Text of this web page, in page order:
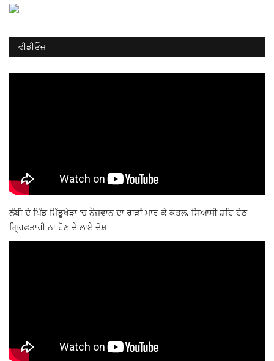
ਵੀਡੀਓਜ਼
ਲੰਬੀ ਦੇ ਪਿੰਡ ਮਿੱਡੂਖੇੜਾ 'ਚ ਨੌਜਵਾਨ ਦਾ ਰਾੜਾਂ ਮਾਰ ਕੇ ਕਤਲ, ਸਿਆਸੀ ਸ਼ਹਿ ਹੇਠ
ਗ੍ਰਿਫਤਾਰੀ ਨਾ ਹੋਣ ਦੇ ਲਾਏ ਦੋਸ਼